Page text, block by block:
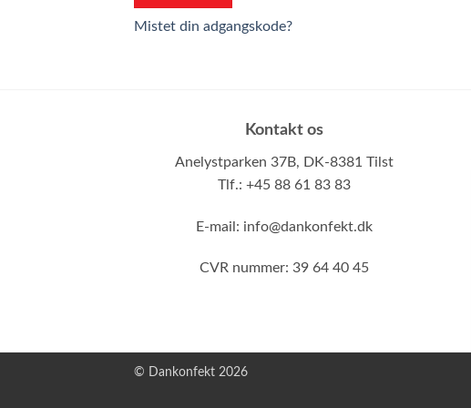
Mistet din adgangskode?
Kontakt os
Anelystparken 37B, DK-8381 Tilst
Tlf.: +45 88 61 83 83
E-mail: info@dankonfekt.dk
CVR nummer: 39 64 40 45
© Dankonfekt 2026